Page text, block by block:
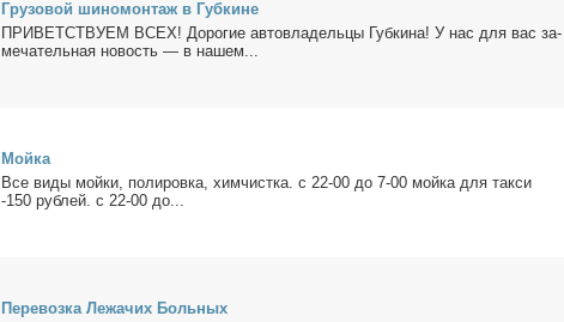
Гру­зо­вой ши­но­мон­таж в Губ­кине
ПРИВЕТСТВУЕМ ВСЕХ! До­ро­гие ав­то­вла­дель­цы Губ­ки­на! У нас для вас за­
ме­ча­тель­ная но­вость — в на­шем...
Мой­ка
Все ви­ды мой­ки, по­ли­ров­ка, хим­чист­ка. с 22-00 до 7-00 мой­ка для так­си
-150 руб­лей. с 22-00 до...
Пе­ре­воз­ка Ле­жа­чих Боль­ных